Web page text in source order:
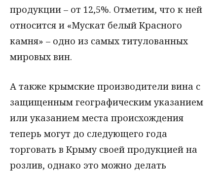
продукции – от 12,5%. Отметим, что к ней
относится и «Мускат белый Красного
камня» – одно из самых титулованных
мировых вин.
А также крымские производители вина с
защищенным географическим указанием
или указанием места происхождения
теперь могут до следующего года
торговать в Крыму своей продукцией на
розлив, однако это можно делать